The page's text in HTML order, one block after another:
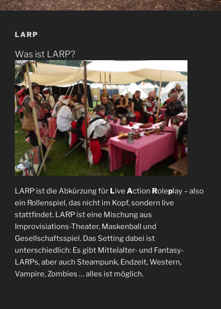
LARP
Was ist LARP?
LARP ist die Abkürzung für Live Action Rolep lay – also
ein Rollenspiel, das nicht im Kopf, sondern live
stattfindet. LARP ist eine Mischung aus
Improvisiations-Theater, Maskenball und
Gesellschaftsspiel. Das Setting dabei ist
unterschiedlich: Es gibt Mittelalter- und Fantasy-
LARPs, aber auch Steampunk, Endzeit, Western,
Vampire, Zombies … alles ist möglich.